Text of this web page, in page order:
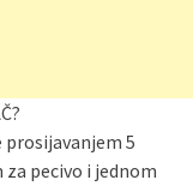
prosijavanjem 5
pecivo i jednom